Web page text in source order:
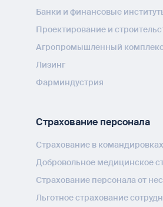
Банки и финансовые
Проектирование и
Агропромышленный комплекс
Лизинг
Фарминдустрия
Страхование персонала
Страхование в командировках
Добровольное медицинское
Страхование персонала от
Льготное страхование